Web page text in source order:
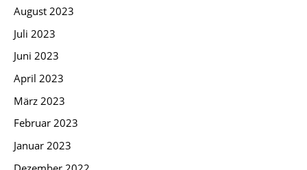
August 2023
Juli 2023
Juni 2023
April 2023
März 2023
Februar 2023
Januar 2023